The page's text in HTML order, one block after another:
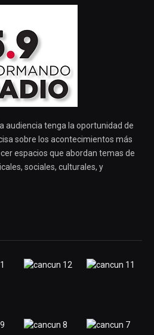
audiencia tenga la oportunidad de
sobre los acontecimientos más
espacios que abordan temas de
sociales, culturales, y